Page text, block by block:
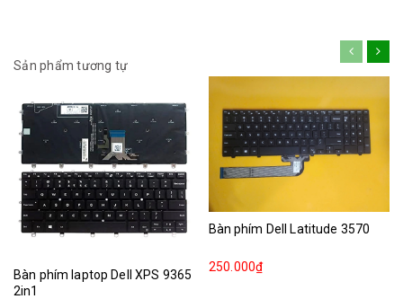
Sản phẩm tương tự
Bàn phím laptop Dell XPS 9365
2in1
Bàn phím Dell Latitude 3570
250.000₫